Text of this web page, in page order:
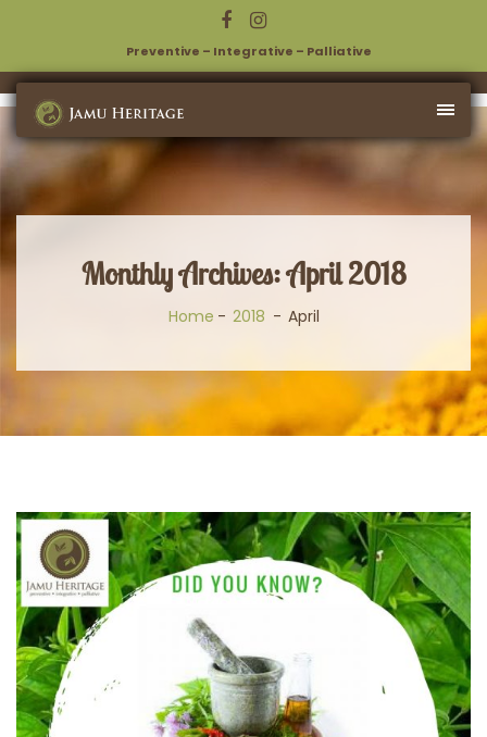
Preventive – Integrative – Palliative
Monthly Archives: April 2018
Home 2018 April